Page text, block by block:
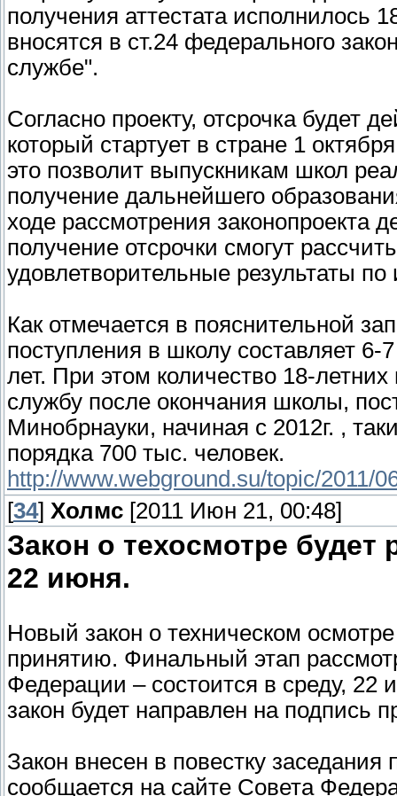
получения аттестата исполнилось
вносятся в ст.24 федерального
службе".
Согласно проекту, отсрочка будет
который стартует в стране 1
это позволит выпускникам школ
получение дальнейшего
ходе рассмотрения законопроекта
получение отсрочки смогут
удовлетворительные результаты
Как отмечается в пояснительной
поступления в школу составляет 6-
лет. При этом количество 18-
службу после окончания школы,
Минобрнауки, начиная с 2012г. ,
порядка 700 тыс. человек.
http://www.webground.su/topic/2011/
[34] Холмс [2011 Июн 21, 00:48]
Закон о техосмотре
22 июня.
Новый закон о техническом
принятию. Финальный этап
Федерации – состоится в среду, 22
закон будет направлен на подпись
Закон внесен в повестку
сообщается на сайте Совета